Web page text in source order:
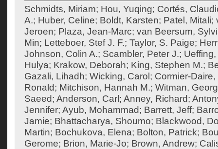
Schmidts, Miriam; Hou, Yuqing; Cortés,
A.; Huber, Celine; Boldt, Karsten; Patel, Mitali;
Jeroen; Plaza, Jean-Marc; van Beersum,
Min; Letteboer, Stef J. F.; Taylor, S. Paige;
Johnson, Colin A.; Scambler, Peter J.;
Hulya; Krakow, Deborah; King, Stephen M.;
Gazali, Lihadh; Wicking, Carol ; Cormier-Daire,
Ronald; Mitchison, Hannah M.; Witman,
Saeed; Anderson, Carl ; Anney, Richard;
Jennifer; Ayub, Mohammad; Barrett, Jeff;
Jamie; Bhattacharya, Shoumo; Blackwood,
Martin; Bochukova, Elena; Bolton, Patrick;
Gerome; Brion, Marie-Jo; Brown, Andrew;